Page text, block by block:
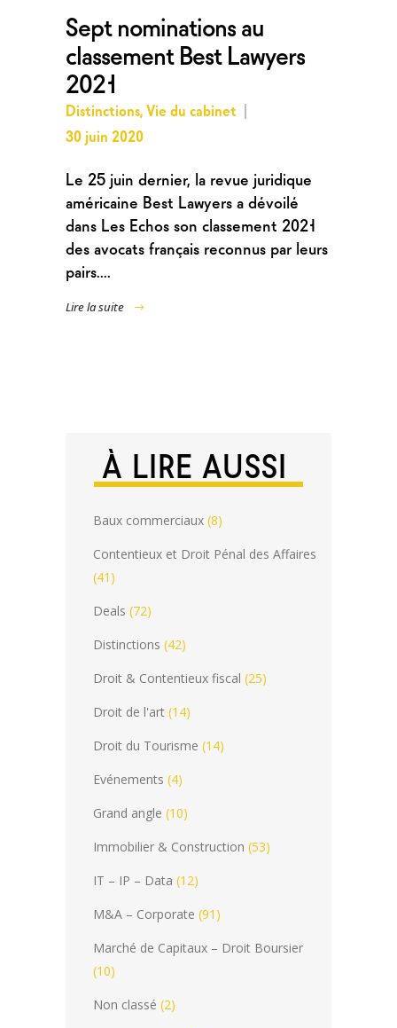
Sept nominations au
classement Best Lawyers
2021
Distinctions,Vie du cabinet
30 juin 2020
Le 25 juin dernier, la revue juridique
américaine Best Lawyers a dévoilé
dans Les Echos son classement 2021
des avocats français reconnus par leurs
pairs....
Lire la suite
À LIRE AUSSI
Baux commerciaux (8)
Contentieux et Droit Pénal des Affaires
(41)
Deals (72)
Distinctions (42)
Droit & Contentieux fiscal (25)
Droit de l'art (14)
Droit du Tourisme (14)
Evénements (4)
Grand angle (10)
Immobilier & Construction (53)
IT – IP – Data (12)
M&A – Corporate (91)
Marché de Capitaux – Droit Boursier
(10)
Non classé (2)